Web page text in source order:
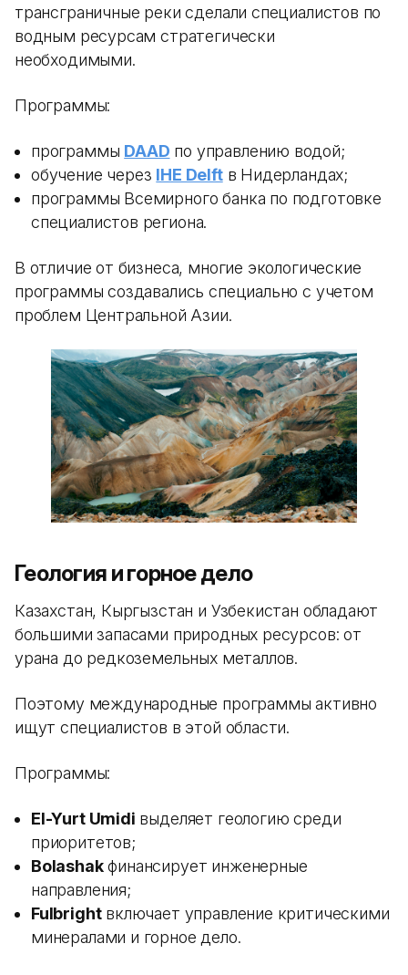
трансграничные реки сделали специалистов по
водным ресурсам стратегически
необходимыми.
Программы:
программы DAAD по управлению водой;
обучение через IHE Delftв Нидерландах;
программы Всемирного банка по подготовке
специалистов региона.
В отличие от бизнеса, многие экологические
программы создавались специально с учетом
проблем Центральной Азии.
Геология и горное дело
Казахстан, Кыргызстан и Узбекистан обладают
большими запасами природных ресурсов: от
урана до редкоземельных металлов.
Поэтому международные программы активно
ищут специалистов в этой области.
Программы:
El-Yurt Umidi выделяет геологию среди
приоритетов;
Bolashakфинансирует инженерные
направления;
Fulbrightвключает управление критическими
минералами и горное дело.